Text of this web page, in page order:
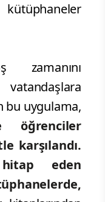
bu uygulama,
öğrenciler
karşılandı.
eden